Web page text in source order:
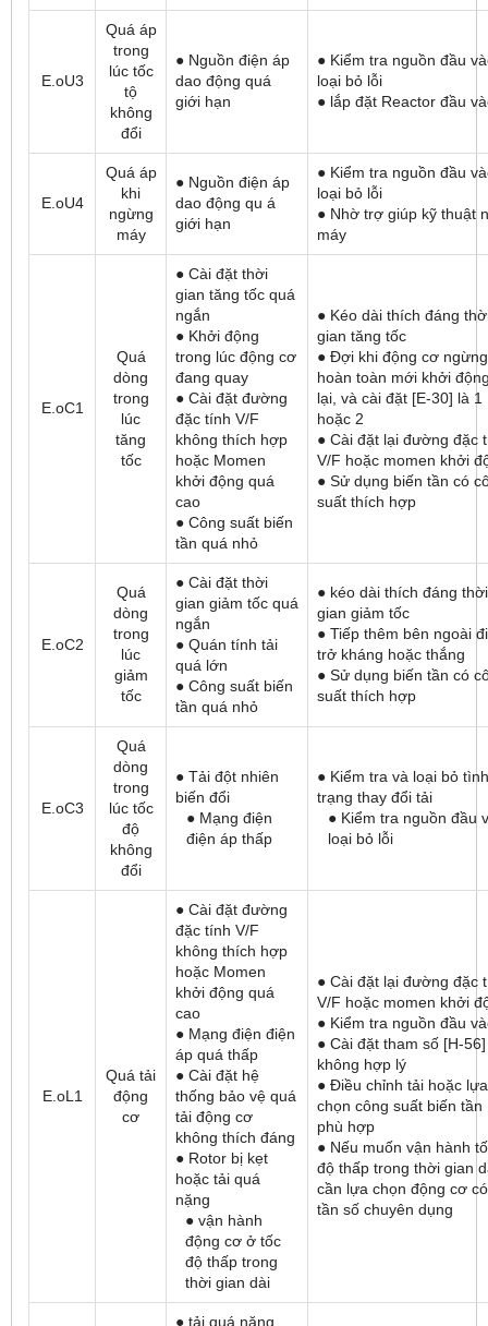
E.oU3
Quá áp
trong
lúc tốc
tộ
không
đổi
● Nguồn điện áp
dao động quá
giới hạn
● Kiểm tra nguồn đầu
loại bỏ lỗi
● lắp đặt Reactor đầu
E.oU4
Quá áp
khi
ngừng
máy
● Nguồn điện áp
dao động qu á
giới hạn
● Kiểm tra nguồn đầu
loại bỏ lỗi
● Nhờ trợ giúp kỹ thuật
máy
E.oC1
Quá
dòng
trong
lúc
tăng
tốc
● Cài đặt thời
gian tăng tốc quá
ngắn
● Khởi động
trong lúc động cơ
đang quay
● Cài đặt đường
đặc tính V/F
không thích hợp
hoặc Momen
khởi động quá
cao
● Công suất biến
tần quá nhỏ
● Kéo dài thích đáng
gian tăng tốc
● Đợi khi động cơ ngừng
hoàn toàn mới khởi
lại, và cài đặt [E-30] là 1
hoặc 2
● Cài đặt lại đường đặc
V/F hoặc momen khởi
● Sử dụng biến tần có
suất thích hợp
E.oC2
Quá
dòng
trong
lúc
giảm
tốc
● Cài đặt thời
gian giảm tốc quá
ngắn
● Quán tính tải
quá lớn
● Công suất biến
tần quá nhỏ
● kéo dài thích đáng thời
gian giảm tốc
● Tiếp thêm bên ngoài
trở kháng hoặc thắng
● Sử dụng biến tần có
suất thích hợp
E.oC3
Quá
dòng
trong
lúc tốc
độ
không
đổi
● Tải đột nhiên
biến đổi
● Mạng điện
điện áp thấp
● Kiểm tra và loại bỏ tình
trạng thay đổi tải
● Kiểm tra nguồn đầu
loại bỏ lỗi
E.oL1
Quá tải
động
cơ
● Cài đặt đường
đặc tính V/F
không thích hợp
hoặc Momen
khởi động quá
cao
● Mạng điện điện
áp quá thấp
● Cài đặt hệ
thống bảo vệ quá
tải động cơ
không thích đáng
● Rotor bị kẹt
hoặc tải quá
nặng
● vận hành
động cơ ở tốc
độ thấp trong
thời gian dài
● Cài đặt lại đường đặc
V/F hoặc momen khởi
● Kiểm tra nguồn đầu
● Cài đặt tham số [H-56]
không hợp lý
● Điều chỉnh tải hoặc lựa
chọn công suất biến tần
phù hợp
● Nếu muốn vận hành
độ thấp trong thời gian
cần lựa chọn động cơ có
tần số chuyên dụng
● tải quá nặng